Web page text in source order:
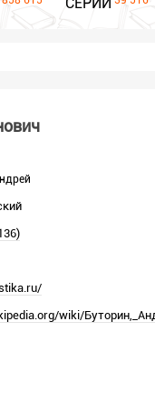
wiki/